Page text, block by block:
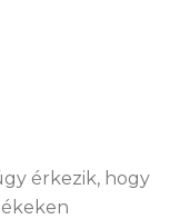
érkezik, hogy